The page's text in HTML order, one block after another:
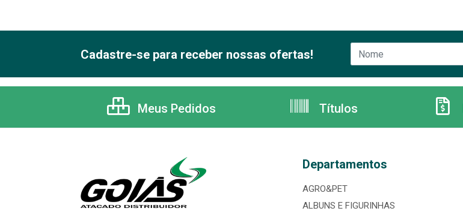
Cadastre-se para receber nossas ofertas!
Meus Pedidos Títulos
Departamentos
AGRO&PET
ALBUNS E FIGURINHAS